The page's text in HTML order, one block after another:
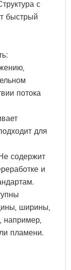
с
быстрый
потока
для
содержит
и
ширины,
например,
пламени.